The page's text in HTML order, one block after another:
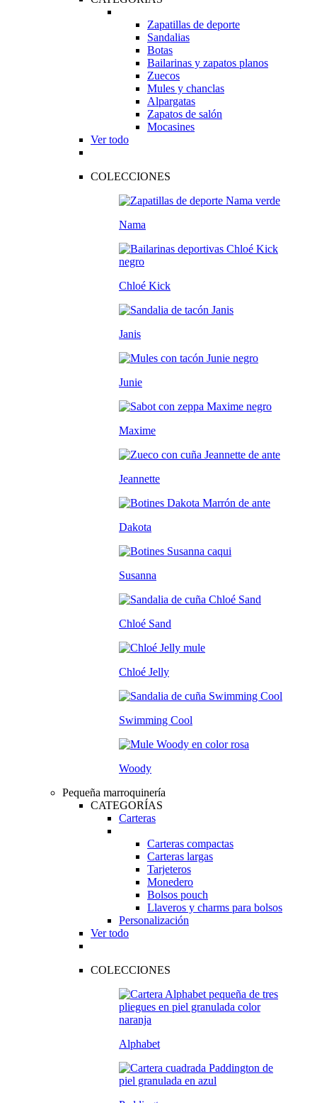
Zapatillas de deporte
Sandalias
Botas
Bailarinas y zapatos planos
Zuecos
Mules y chanclas
Alpargatas
Zapatos de salón
Mocasines
Ver todo
COLECCIONES
Nama
Chloé Kick
Janis
Junie
Maxime
Jeannette
Dakota
Susanna
Chloé Sand
Chloé Jelly
Swimming Cool
Woody
Pequeña marroquinería
CATEGORÍAS
Carteras
Carteras compactas
Carteras largas
Tarjeteros
Monedero
Bolsos pouch
Llaveros y charms para bolsos
Personalización
Ver todo
COLECCIONES
Alphabet